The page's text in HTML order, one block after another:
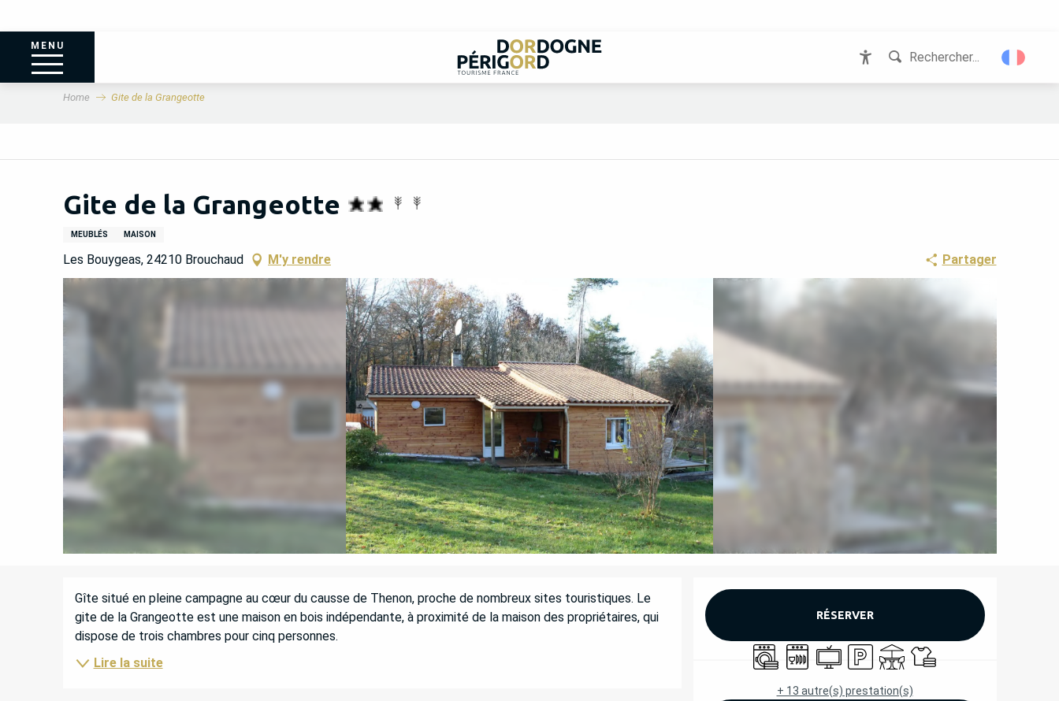
MENU
Rechercher...
Home Gite de la Grangeotte
Gite de la Grangeotte
MEUBLÉS MAISON
Les Bouygeas, 24210 Brouchaud M'y rendre Partager
OUVERTURE ET
RÉSERVER
Lave lingeLave vaisselle
Télévision
ParkingTerrasseDraps et linge
+ 13 autre(s) prestation(s)
DESCRIPTION
Gîte situé en pleine campagne au cœur du causse de Thenon, proche de nombreux sites touristiques. Le
gite de la Grangeotte est une maison en bois indépendante, à proximité de la maison des propriétaires, qui
dispose de trois chambres pour cinq personnes.
Lire la suite